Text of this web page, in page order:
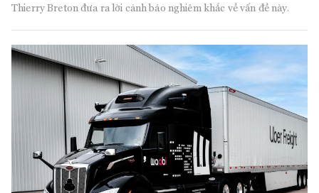
Thierry Breton đưa ra lời cảnh báo nghiêm khắc về vấn đề này.